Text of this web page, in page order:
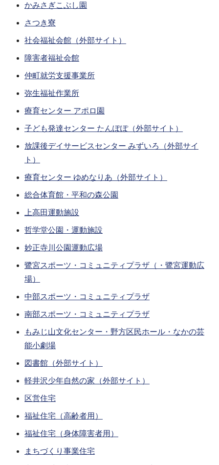
かみさぎこぶし園
さつき寮
社会福祉会館（外部サイト）
障害者福祉会館
仲町就労支援事業所
弥生福祉作業所
療育センター アポロ園
子ども発達センター たんぽぽ（外部サイト）
放課後デイサービスセンター みずいろ（外部サイ
ト）
療育センター ゆめなりあ（外部サイト）
総合体育館・平和の森公園
上高田運動施設
哲学堂公園・運動施設
妙正寺川公園運動広場
鷺宮スポーツ・コミュニティプラザ（・鷺宮運動広
場）
中部スポーツ・コミュニティプラザ
南部スポーツ・コミュニティプラザ
もみじ山文化センター・野方区民ホール・なかの芸
能小劇場
図書館（外部サイト）
軽井沢少年自然の家（外部サイト）
区営住宅
福祉住宅（高齢者用）
福祉住宅（身体障害者用）
まちづくり事業住宅